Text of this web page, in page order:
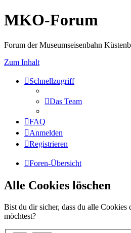
MKO-Forum
Forum der Museumseisenbahn
Zum Inhalt
Schnellzugriff
Das Team
FAQ
Anmelden
Registrieren
Foren-Übersicht
Alle Cookies löschen
Bist du dir sicher, dass du alle Cookies
möchtest?